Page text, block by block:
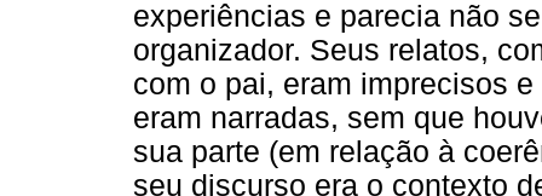
experiências e parecia não
organizador. Seus relatos,
com o pai, eram imprecisos
eram narradas, sem que
sua parte (em relação à
seu discurso era o contexto